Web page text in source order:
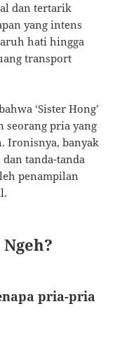
dan tertarik
yang intens
hati hingga
transport
‘Sister Hong’
seorang pria yang
Ironisnya, banyak
tanda-tanda
penampilan
pria-pria